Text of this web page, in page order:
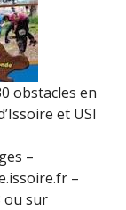
obstacles en
et USI
–
–
ou sur